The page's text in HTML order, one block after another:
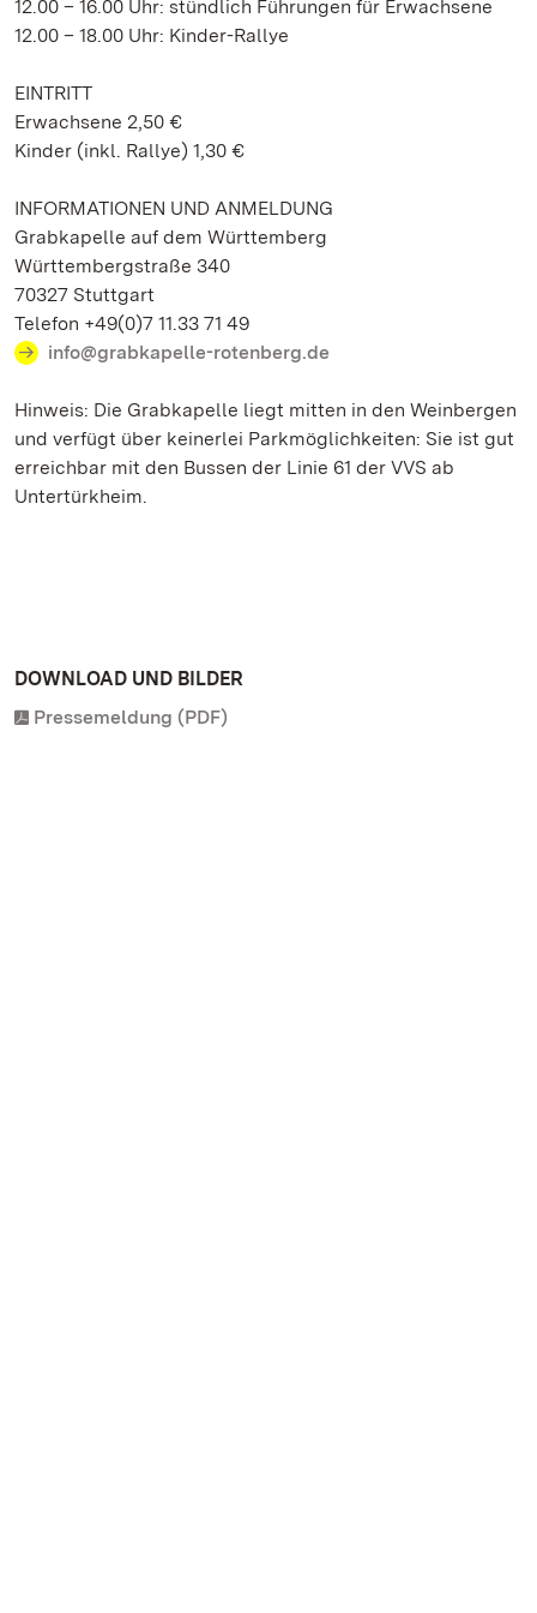
12.00 – 16.00 Uhr: stündlich Führungen für Erwachsene
12.00 – 18.00 Uhr: Kinder-Rallye
EINTRITT
Erwachsene 2,50 €
Kinder (inkl. Rallye) 1,30 €
INFORMATIONEN UND ANMELDUNG
Grabkapelle auf dem Württemberg
Württembergstraße 340
70327 Stuttgart
Telefon +49(0)7 11.33 71 49
info@grabkapelle-rotenberg.de
Hinweis: Die Grabkapelle liegt mitten in den Weinbergen
und verfügt über keinerlei Parkmöglichkeiten: Sie ist gut
erreichbar mit den Bussen der Linie 61 der VVS ab
Untertürkheim.
DOWNLOAD UND BILDER
Pressemeldung (PDF)